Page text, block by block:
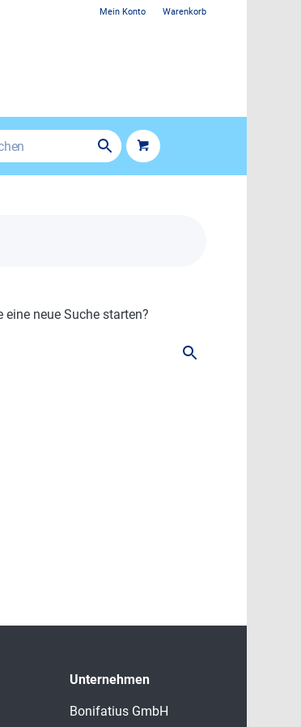
Mein Konto Warenkorb
neue Suche starten?
Unternehmen
Bonifatius GmbH